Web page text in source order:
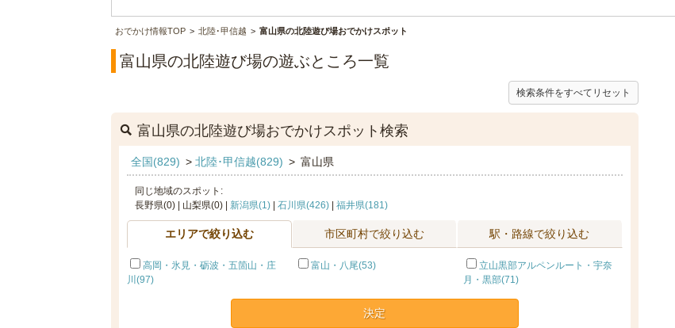
おでかけ情報TOP 北陸･甲信越 富山県の北陸遊び場おでかけスポット
富山県の北陸遊び場の遊ぶところ一覧
検索条件をすべてリセット
富山県の北陸遊び場おでかけスポット検索
全国(829) > 北陸･甲信越(829) > 富山県
同じ地域のスポット:
長野県(0) | 山梨県(0) |
新潟県(1)| 石川県(426)| 福井県(181)
エリアで絞り込む 市区町村で絞り込む 駅・路線で絞り込む
高岡・氷見・砺波・五箇山・庄
川(97)
富山・八尾(53)
立山黒部アルペンルート・宇奈
月・黒部(71)
決定